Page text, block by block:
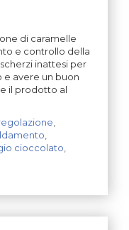
di caramelle
e controllo della
inattesi per
e avere un buon
il prodotto al
cioccolato